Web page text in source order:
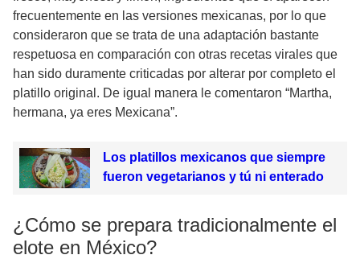
frecuentemente en las versiones mexicanas, por lo que
consideraron que se trata de una adaptación bastante
respetuosa en comparación con otras recetas virales que
han sido duramente criticadas por alterar por completo el
platillo original. De igual manera le comentaron “Martha,
hermana, ya eres Mexicana”.
Los platillos mexicanos que siempre
fueron vegetarianos y tú ni enterado
¿Cómo se prepara tradicionalmente el
elote en México?